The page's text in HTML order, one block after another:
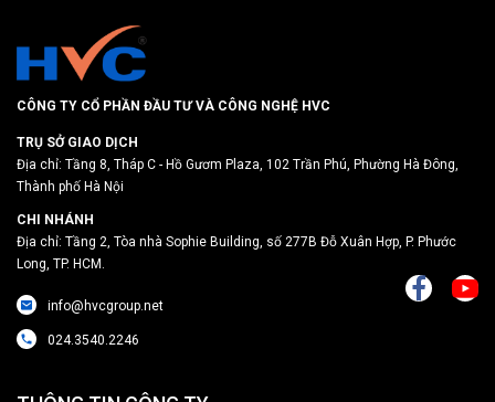
CÔNG TY CỔ PHẦN ĐẦU TƯ VÀ CÔNG NGHỆ HVC
TRỤ SỞ GIAO DỊCH
Địa chỉ: Tầng 8, Tháp C - Hồ Gươm Plaza, 102 Trần Phú, Phường Hà Đông,
Thành phố Hà Nội
CHI NHÁNH
Địa chỉ: Tầng 2, Tòa nhà Sophie Building, số 277B Đỗ Xuân Hợp, P. Phước
Long, TP. HCM.
info@hvcgroup.net
024.3540.2246